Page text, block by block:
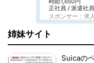
正社員 / 派遣社員
スポンサー：求
姉妹サイト
Suicaの